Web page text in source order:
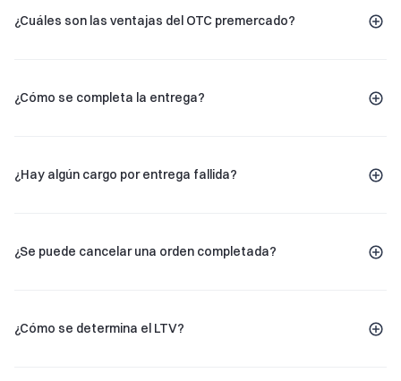
¿Cuáles son las ventajas del OTC premercado?
¿Cómo se completa la entrega?
¿Hay algún cargo por entrega fallida?
¿Se puede cancelar una orden completada?
¿Cómo se determina el LTV?